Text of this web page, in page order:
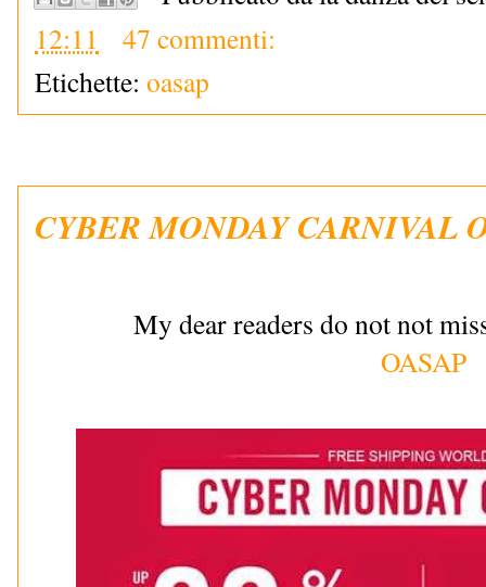
12:11
47 commenti:
Etichette: oasap
CYBER MONDAY CARNIVAL
My dear readers do not not
OASAP